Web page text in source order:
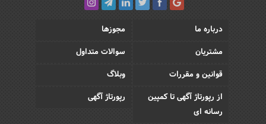
درباره ما
مجوزها
مشتریان
سوالات متداول
قوانین و مقررات
وبلاگ
از رپورتاژ آگهی تا کمپین
رسانه ای
رپورتاژ آگهی